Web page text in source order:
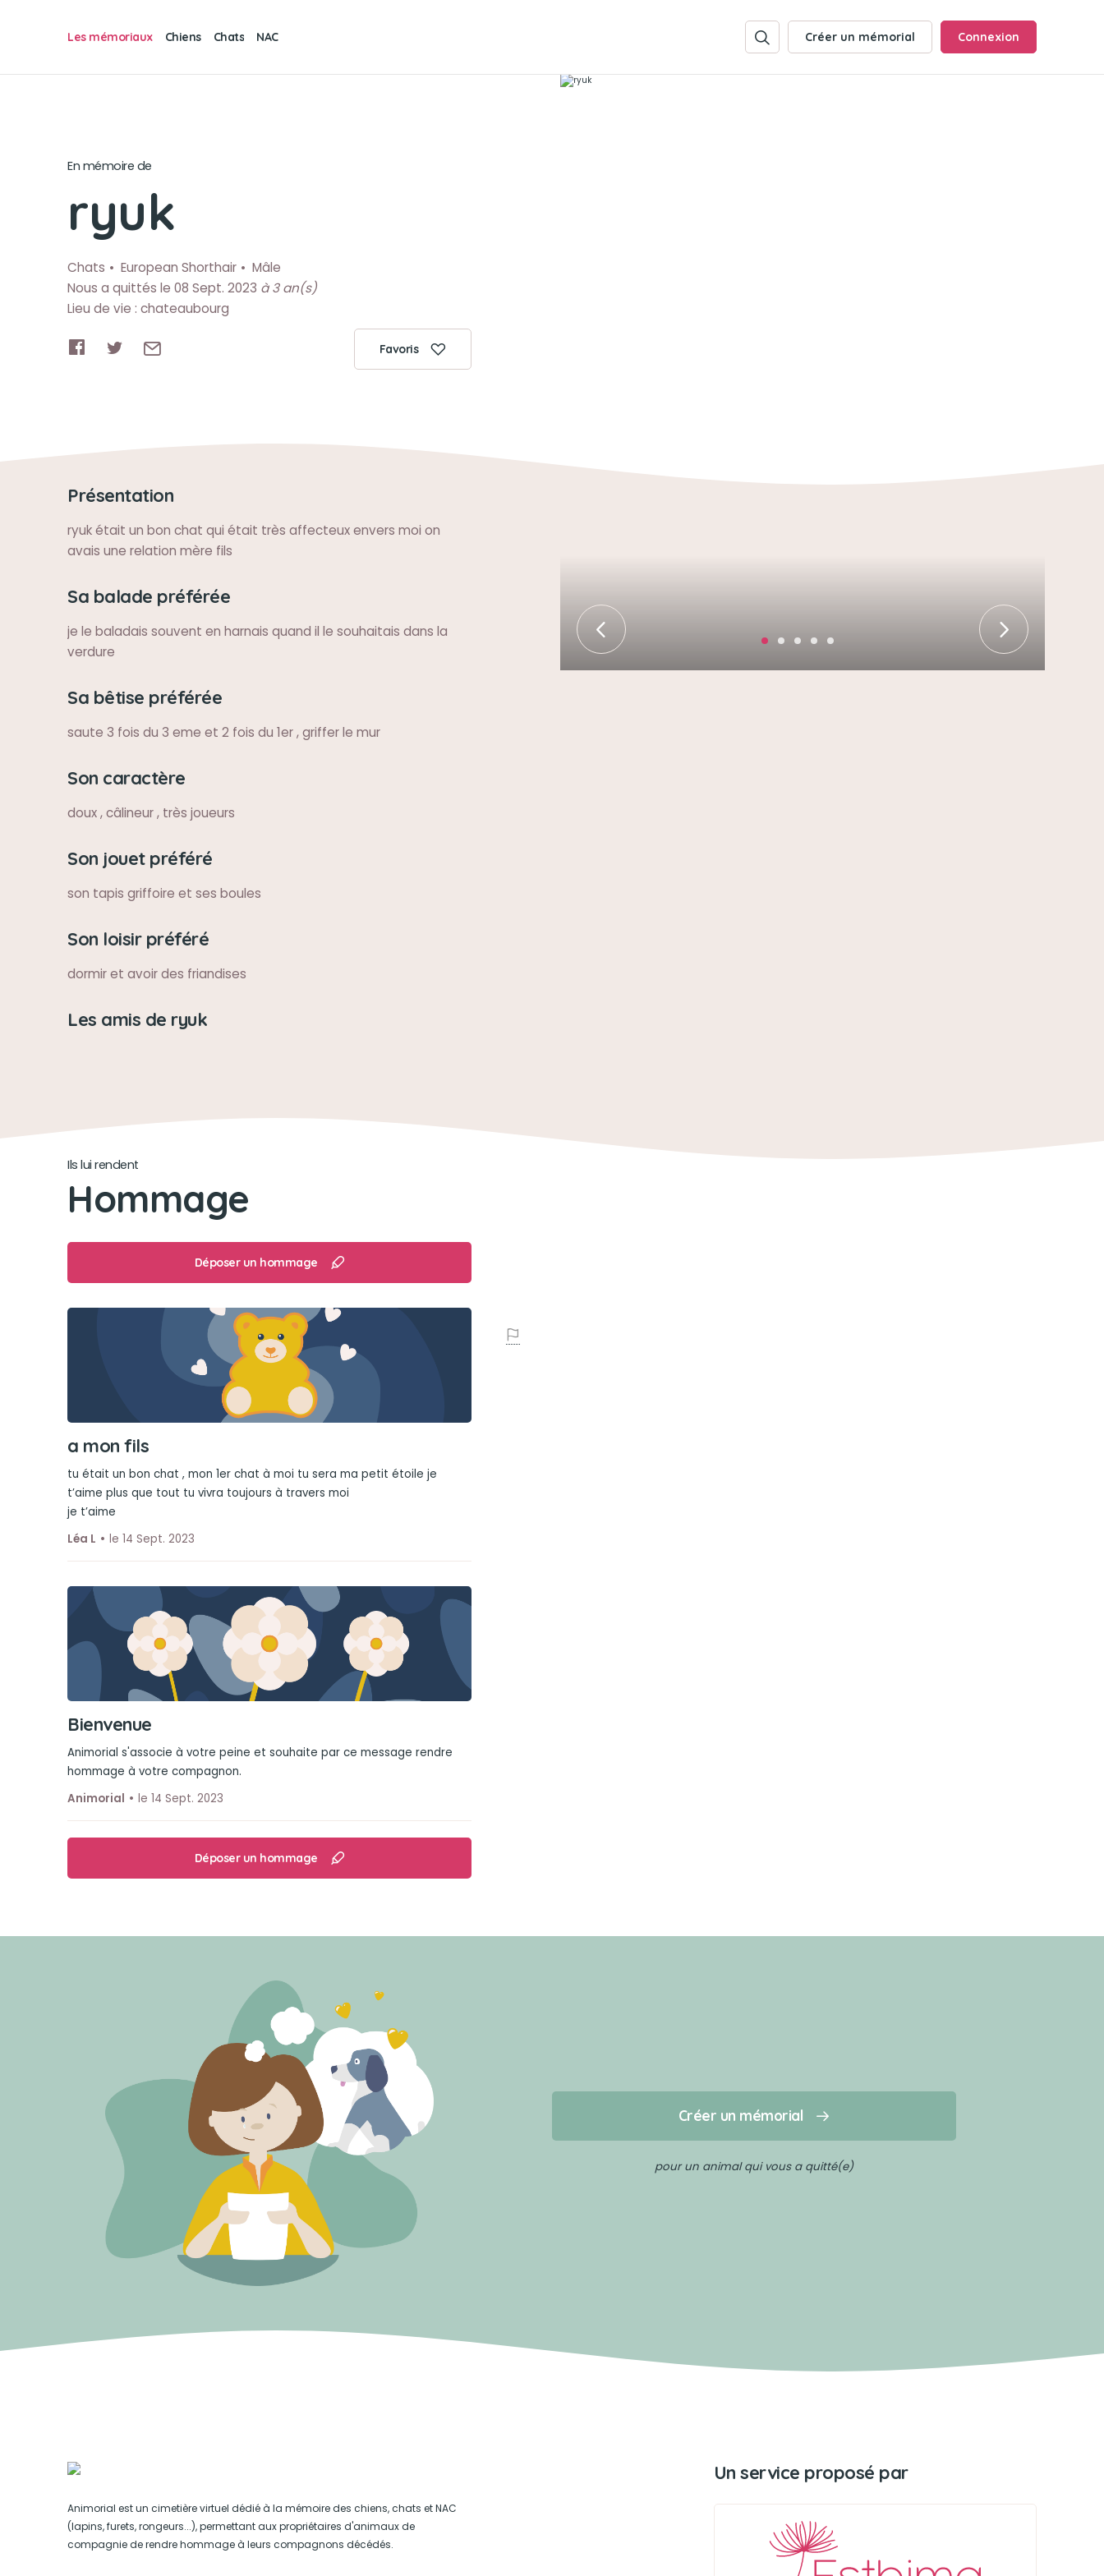
Les mémoriaux Chiens Chats NAC Créer un mémorial Connexion
En mémoire de
ryuk
Chats European Shorthair
Mâle
Nous a quittés le 08 Sept. 2023 à 3 an(s)
Lieu de vie : chateaubourg
Favoris
Présentation
ryuk était un bon chat qui était très affecteux envers moi on
avais une relation mère fils
Sa balade préférée
je le baladais souvent en harnais quand il le souhaitais dans la
verdure
Sa bêtise préférée
saute 3 fois du 3 eme et 2 fois du 1er , griffer le mur
Son caractère
doux , câlineur , très joueurs
Son jouet préféré
son tapis griffoire et ses boules
Son loisir préféré
dormir et avoir des friandises
Les amis de ryuk
Ils lui rendent
Hommage
Déposer un hommage
a mon fils
tu était un bon chat , mon 1er chat à moi tu sera ma petit étoile je
t’aime plus que tout tu vivra toujours à travers moi
je t’aime
Léa L
le 14 Sept. 2023
Bienvenue
Animorial s'associe à votre peine et souhaite par ce message rendre
hommage à votre compagnon.
Animorial
le 14 Sept. 2023
Déposer un hommage
Créer un mémorial
pour un animal qui vous a quitté(e)
Animorial est un cimetière virtuel dédié à la mémoire des chiens, chats et NAC
(lapins, furets, rongeurs...), permettant aux propriétaires d'animaux de
compagnie de rendre hommage à leurs compagnons décédés.
Un service proposé par